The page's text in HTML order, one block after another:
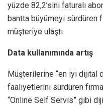
yüzde 82,2’sini faturalı
bantta büyümeyi sürdüren
müşteriye ulaştı.
Data kullanımında artış
Müşterilerine “en iyi dijital
faaliyetlerini sürdüren
“Online Self Servis” gibi